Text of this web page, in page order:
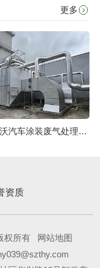
更多
深圳开沃汽车涂装废气处理工程
资质
权所有
网站地图